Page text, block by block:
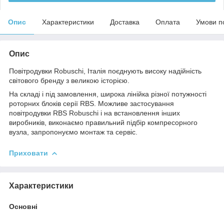
Опис Характеристики Доставка Оплата Умови
Опис
Повітродувки Robuschi, Італія поєднують високу надійність
світового бренду з великою історією.
На складі і під замовлення, широка лінійка різної потужності
роторних блоків серії RBS. Можливе застосування
повітродувки RBS Robuschi і на встановлення інших
виробників, виконаємо правильний підбір компресорного
вузла, запропонуємо монтаж та сервіс.
Приховати
Характеристики
Основні